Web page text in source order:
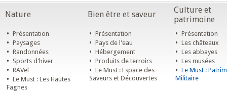
Nature Bien être et saveur
Culture et
patrimoine
• Présentation
• Paysages
• Randonnées
• Sports d'hiver
• RAVel
• Le Must : Les Hautes
Fagnes
• Présentation
• Pays de l'eau
• Hébergement
• Produits de terroirs
• Le Must : Espace des
Saveurs et Découvertes
• Présentation
• Les châteaux
• Les abbayes
• Les musées
• Le Must :
Militaire